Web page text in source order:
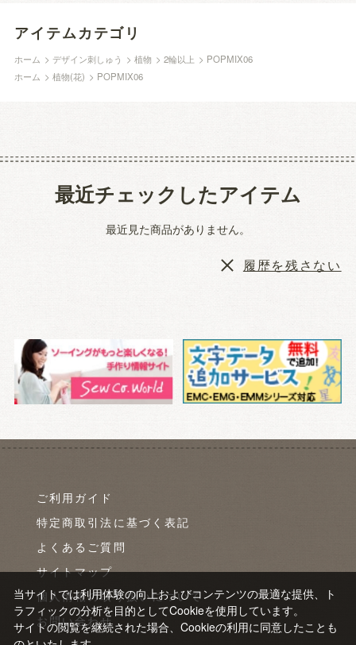
アイテムカテゴリ
ホーム >デザイン刺しゅう >植物 >2輪以上 > POPMIX06
ホーム >植物(花) > POPMIX06
最近チェックしたアイテム
最近見た商品がありません。
履歴を残さない
ご利用ガイド
特定商取引法に基づく表記
よくあるご質問
サイトマップ
個人情報の取り扱いについて
お問い合わせ
当サイトでは利用体験の向上およびコンテンツの最適な提供、ト
ラフィックの分析を目的としてCookieを使用しています。
サイトの閲覧を継続された場合、Cookieの利用に同意したことも